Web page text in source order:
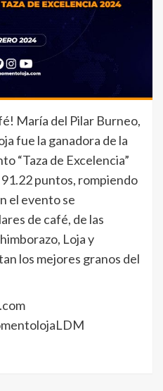
María del Pilar Burneo,
fue la ganadora de la
“Taza de Excelencia”
puntos, rompiendo
el evento se
de café, de las
Loja y
los mejores granos del